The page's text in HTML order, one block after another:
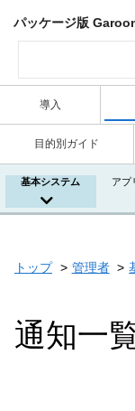
パッケージ版
導入
目的別ガイド
基本システム アプ
トップ 管理者
通知一